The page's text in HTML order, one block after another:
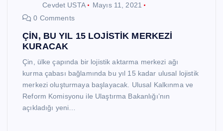
Cevdet USTA
Mayıs 11, 2021
0 Comments
ÇİN, BU YIL 15 LOJİSTİK MERKEZİ
KURACAK
Çin, ülke çapında bir lojistik aktarma merkezi ağı
kurma çabası bağlamında bu yıl 15 kadar ulusal lojistik
merkezi oluşturmaya başlayacak. Ulusal Kalkınma ve
Reform Komisyonu ile Ulaştırma Bakanlığı’nın
açıkladığı yeni…